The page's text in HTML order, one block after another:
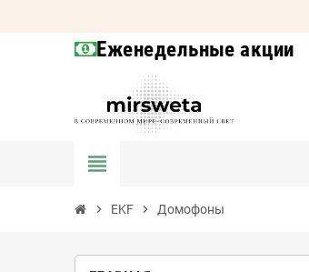
Еженедельные акции
view_headline
chevron_right EKF chevron_right Домофоны